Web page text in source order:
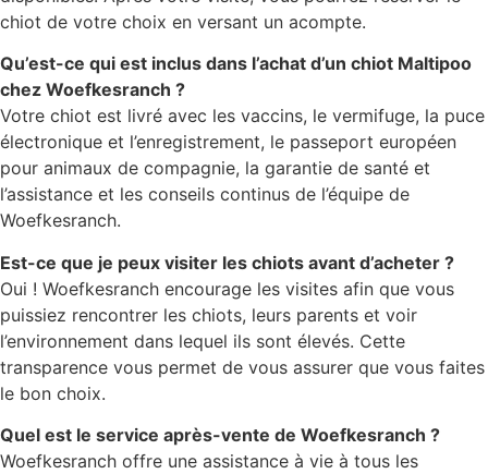
chiot de votre choix en versant un acompte.
Qu’est-ce qui est inclus dans l’achat d’un chiot Maltipoo
chez Woefkesranch ?
Votre chiot est livré avec les vaccins, le vermifuge, la puce
électronique et l’enregistrement, le passeport européen
pour animaux de compagnie, la garantie de santé et
l’assistance et les conseils continus de l’équipe de
Woefkesranch.
Est-ce que je peux visiter les chiots avant d’acheter ?
Oui ! Woefkesranch encourage les visites afin que vous
puissiez rencontrer les chiots, leurs parents et voir
l’environnement dans lequel ils sont élevés. Cette
transparence vous permet de vous assurer que vous faites
le bon choix.
Quel est le service après-vente de Woefkesranch ?
Woefkesranch offre une assistance à vie à tous les